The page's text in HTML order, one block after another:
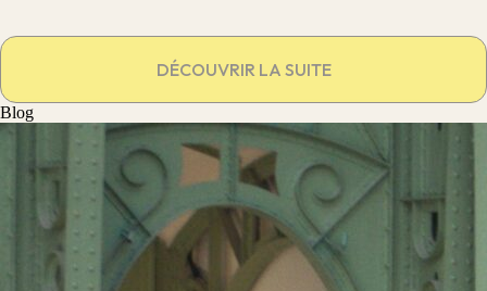
DÉCOUVRIR LA SUITE
Blog